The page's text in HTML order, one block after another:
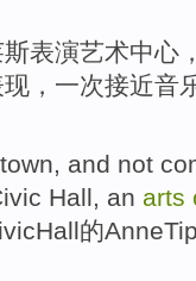
表演艺术中心
，一次接近音
town, and not
Hall , an arts
Hall的Anne